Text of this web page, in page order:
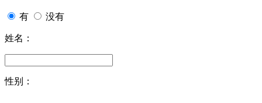
有 没有
姓名：
性别：